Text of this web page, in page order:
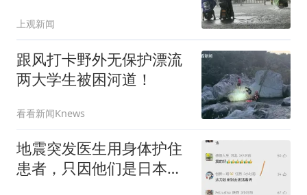
法院判了
上观新闻
跟风打卡野外无保护漂流
两大学生被困河道！
看看新闻Knews
地震突发医生用身体护住
患者，只因他们是日本人